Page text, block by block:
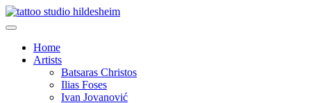
Home
Artists
Batsaras Christos
Ilias Foses
Ivan Jovanović